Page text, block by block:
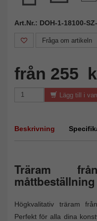
Art.Nr.: DOH-1-18100-
Fråga om artikeln
från 255
Lägg till i
Beskrivning
Träram
måttbeställning
Högkvalitativ träram
Perfekt för alla dina